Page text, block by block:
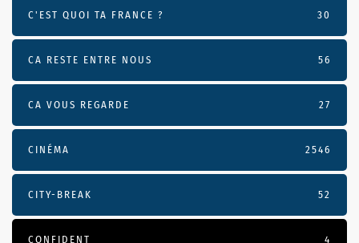
C'EST QUOI TA FRANCE ? 30
CA RESTE ENTRE NOUS 56
CA VOUS REGARDE 27
CINÉMA 2546
CITY-BREAK 52
CONFIDENT 4